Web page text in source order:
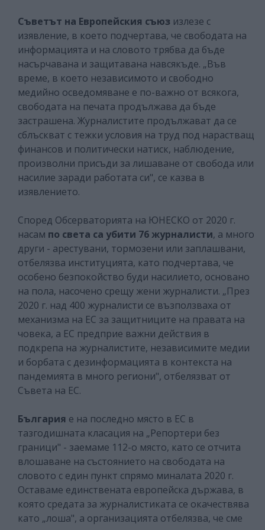
Съветът на Европейския съюз излезе с
изявление, в което подчертава, че свободата на
информацията и на словото трябва да бъде
насърчавана и защитавана навсякъде. „Във
време, в което независимото и свободно
медийно осведомяване е по-важно от всякога,
свободата на печата продължава да бъде
застрашена. Журналистите продължават да се
сблъскват с тежки условия на труд под нарастващ
финансов и политически натиск, наблюдение,
произволни присъди за лишаване от свобода или
насилие заради работата си", се казва в
изявлението.
Според Обсерваторията на ЮНЕСКО от 2020 г.
насам по света са убити 76 журналисти, а много
други - арестувани, тормозени или заплашвани,
отбелязва институцията, като подчертава, че
особено безпокойство буди насилието, основано
на пола, насочено срещу жени журналисти. „През
2020 г. над 400 журналисти се възползваха от
механизма на ЕС за защитниците на правата на
човека, а ЕС предприе важни действия в
подкрепа на журналистите, независимите медии
и борбата с дезинформацията в контекста на
пандемията в много региони", отбелязват от
Съвета на ЕС.
България е на последно място в ЕС в
тазгодишната класация на „Репортери без
граници" - заемаме 112-о място, като се отчита
влошаване на състоянието на свободата на
словото с един пункт спрямо миналата 2020 г.
Оставаме единствената европейска държава, в
която средата за журналистиката се окачествява
като „лоша", а организацията отбелязва, че сме